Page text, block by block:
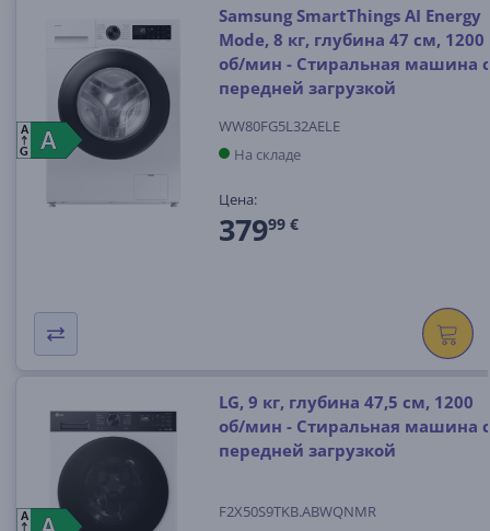
A
A
A
G
Samsung SmartThings AI Energy
Mode, 8 кг, глубина 47 см, 1200
об/мин - Стиральная машина с
передней загрузкой
WW80FG5L32AELE
На складе
Цена:
37999 €
A
LG, 9 кг, глубина 47,5 см, 1200
об/мин - Стиральная машина с
передней загрузкой
F2X50S9TKB.ABWQNMR